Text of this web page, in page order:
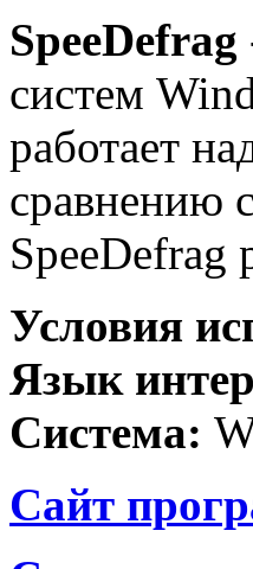
SpeeDefrag
систем
работает
сравнению
SpeeDefrag
Условия
Язык
Система:
Сайт